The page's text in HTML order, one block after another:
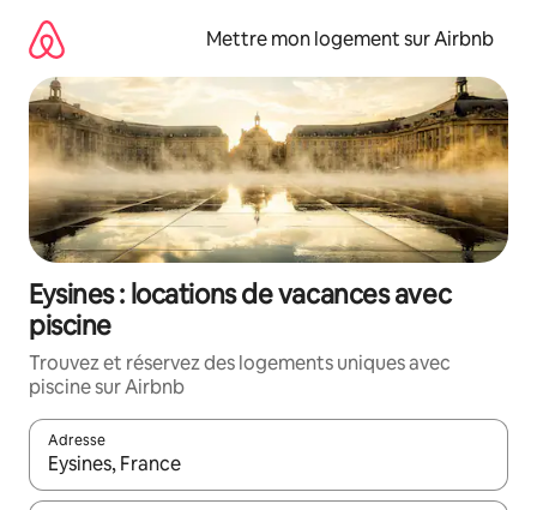
directement
contenu
Mettre mon logement sur Airbnb
Eysines : locations de vacances avec
piscine
Trouvez et réservez des logements uniques avec
piscine sur Airbnb
Adresse
Lorsque les résultats s'affichent, utilisez les flèches vers le